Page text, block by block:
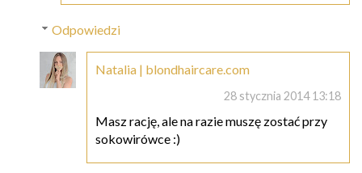
Odpowiedzi
Natalia | blondhaircare.com
28 stycznia 2014 13:18
Masz rację, ale na razie muszę zostać przy
sokowirówce :)